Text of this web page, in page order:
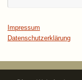
Impressum
Datenschutzerklärung